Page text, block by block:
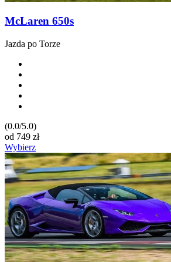
McLaren 650s
Jazda po Torze
(0.0/5.0)
od 749 zł
Wybierz